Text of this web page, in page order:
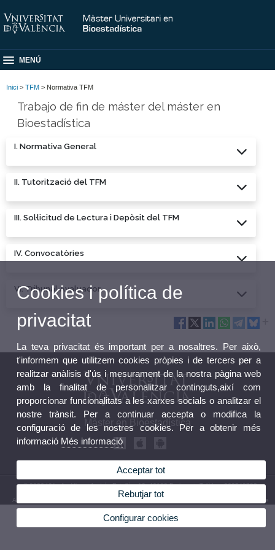
MENÚ
Inici > TFM > Normativa TFM
Trabajo de fin de máster del máster en
Bioestadística
I. Normativa General
II. Tutorització del TFM
III. Sol·licitud de Lectura i Depòsit del TFM
IV. Convocatòries
VI. Tribunal Avaluador
Màster en Bioestadística
© 2026 UV. - Av. Vicent Andrés Estellés, 19, 46100 Burjassot. Telèfon: 963543792
Avís legal Cookies Bùstia de Contacte
Cookies i política de
privacitat
La teva privacitat és important per a nosaltres. Per això,
t'informem que utilitzem cookies pròpies i de tercers per a
realitzar anàlisis d'ús i mesurament de la nostra pàgina web
amb la finalitat de personalitzar continguts,així com
proporcionar funcionalitats a les xarxes socials o analitzar el
nostre trànsit. Per a continuar accepta o modifica la
configuració de les nostres cookies. Per a obtenir més
informació Més informació
Acceptar tot
Rebutjar tot
Configurar cookies